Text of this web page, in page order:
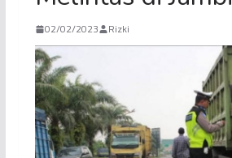
02/02/2023 Rizki